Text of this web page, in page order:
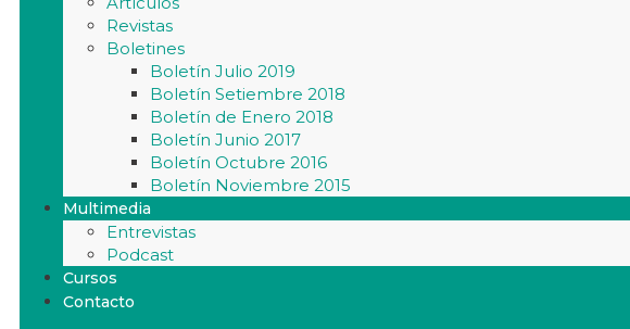
Revistas
Boletines
Boletín Julio 2019
Boletín Setiembre 2018
Boletín de Enero 2018
Boletín Junio 2017
Boletín Octubre 2016
Boletín Noviembre 2015
Multimedia
Entrevistas
Podcast
Cursos
Contacto